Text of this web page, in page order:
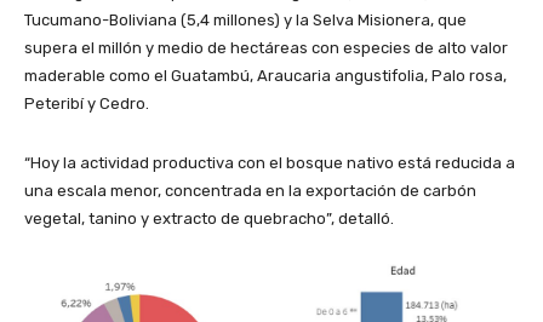
Tucumano-Boliviana (5,4 millones) y la Selva Misionera, que
supera el millón y medio de hectáreas con especies de alto valor
maderable como el Guatambú, Araucaria angustifolia, Palo rosa,
Peteribí y Cedro.
“Hoy la actividad productiva con el bosque nativo está reducida a
una escala menor, concentrada en la exportación de carbón
vegetal, tanino y extracto de quebracho”, detalló.